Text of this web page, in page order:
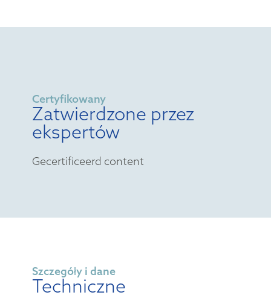
Certyfikowany
Zatwierdzone przez
ekspertów
Gecertificeerd content
Szczegóły i dane
Techniczne